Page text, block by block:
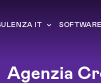
IT
Agenzia